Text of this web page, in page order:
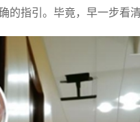
指引。毕竟，早一步看